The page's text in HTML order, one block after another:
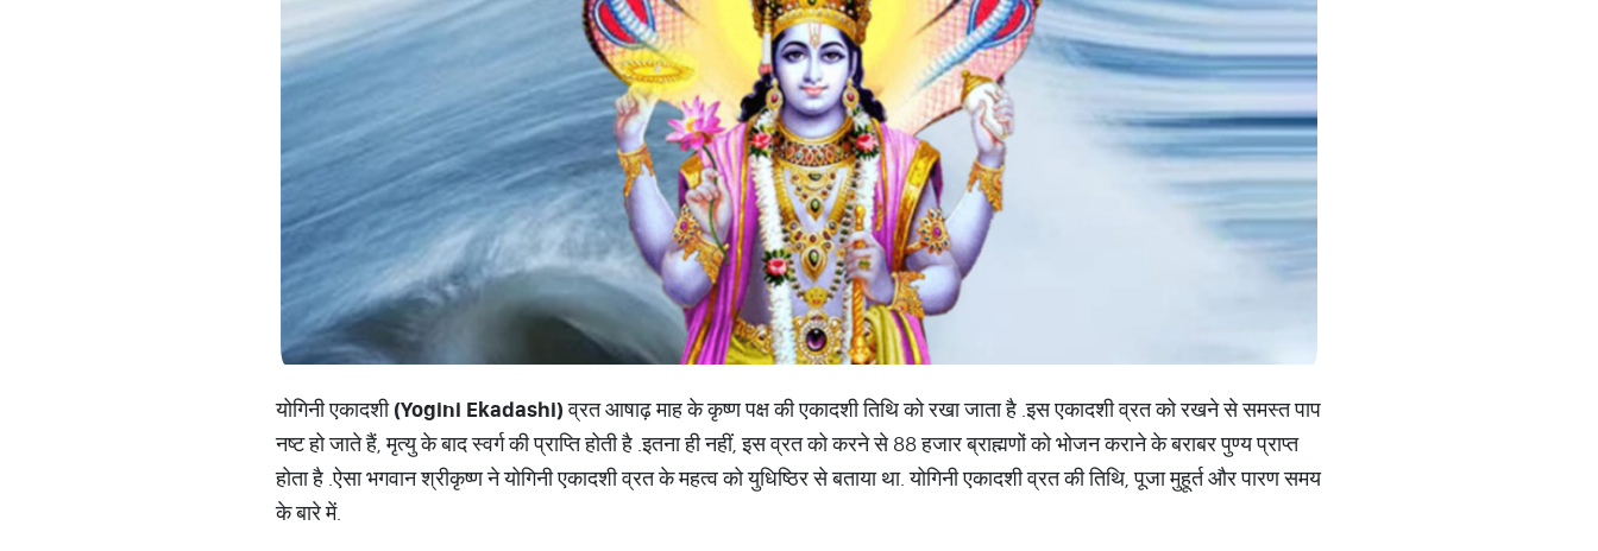
योगिनी एकादशी(Yogini Ekadashi)व्रत आषाढ़ माह के कृष्ण पक्ष की एकादशी तिथि को रखा जाता है .इस एकादशी व्रत को रखने से समस्त पाप
नष्ट हो जाते हैं, मृत्यु के बाद स्वर्ग की प्राप्ति होती है .इतना ही नहीं, इस व्रत को करने से 88 हजार ब्राह्मणों को भोजन कराने के बराबर पुण्य प्राप्त
होता है .ऐसाभगवान श्रीकृष्ण ने योगिनी एकादशी व्रत के महत्व को युधिष्ठिर से बताया था.योगिनी एकादशी व्रत की तिथि, पूजा मुहूर्त और पारण समय
के बारे में.